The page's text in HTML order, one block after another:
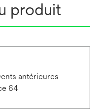
produit
antérieures
64